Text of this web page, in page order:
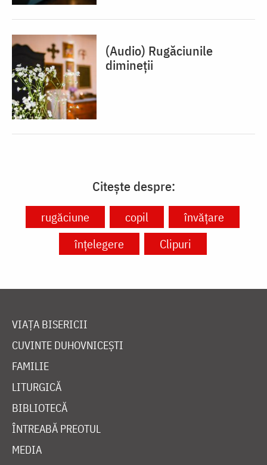
(Audio) Rugăciunile
dimineții
Citește despre:
rugăciune copil
învățare
înțelegere
Clipuri
VIAȚA BISERICII
CUVINTE DUHOVNICEȘTI
FAMILIE
LITURGICĂ
BIBLIOTECĂ
ÎNTREABĂ PREOTUL
MEDIA